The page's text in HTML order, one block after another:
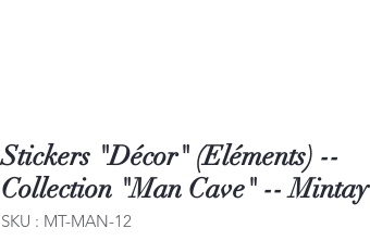
Stickers "Décor" (Eléments) --
Collection "Man Cave" -- Mintay
SKU : MT-MAN-12